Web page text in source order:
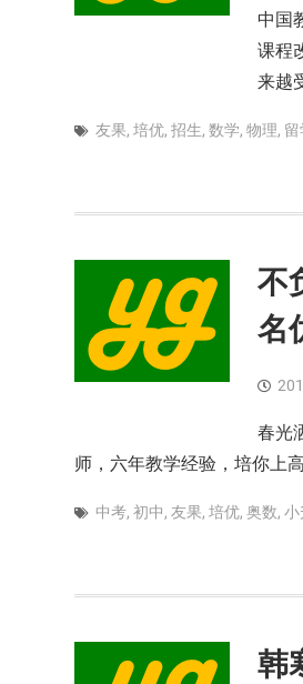
中国
课程
来越
友果, 培优, 招生, 数学, 物理, 留
不
名
春光
师，六年教学经验，培你上
中考, 初中, 友果, 培优, 奥数, 小
韩